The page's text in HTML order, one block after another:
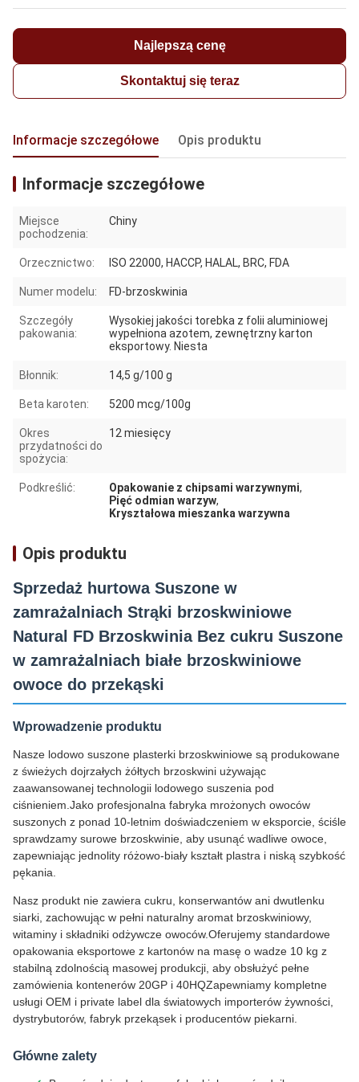
Najlepszą cenę
Skontaktuj się teraz
Informacje szczegółowe Opis produktu
Informacje szczegółowe
Miejsce
pochodzenia:
Chiny
Orzecznictwo: ISO 22000, HACCP, HALAL, BRC, FDA
Numer modelu: FD-brzoskwinia
Szczegóły
pakowania:
Wysokiej jakości torebka z folii aluminiowej
wypełniona azotem, zewnętrzny karton
eksportowy. Niesta
Błonnik: 14,5 g/100 g
Beta karoten: 5200 mcg/100g
Okres
przydatności do
spożycia:
12 miesięcy
Podkreślić: Opakowanie z chipsami warzywnymi,
Pięć odmian warzyw,
Kryształowa mieszanka warzywna
Opis produktu
Sprzedaż hurtowa Suszone w
zamrażalniach Strąki brzoskwiniowe
Natural FD Brzoskwinia Bez cukru Suszone
w zamrażalniach białe brzoskwiniowe
owoce do przekąski
Wprowadzenie produktu
Nasze lodowo suszone plasterki brzoskwiniowe są produkowane
z świeżych dojrzałych żółtych brzoskwini używając
zaawansowanej technologii lodowego suszenia pod
ciśnieniem.Jako profesjonalna fabryka mrożonych owoców
suszonych z ponad 10-letnim doświadczeniem w eksporcie, ściśle
sprawdzamy surowe brzoskwinie, aby usunąć wadliwe owoce,
zapewniając jednolity różowo-biały kształt plastra i niską szybkość
pękania.
Nasz produkt nie zawiera cukru, konserwantów ani dwutlenku
siarki, zachowując w pełni naturalny aromat brzoskwiniowy,
witaminy i składniki odżywcze owoców.Oferujemy standardowe
opakowania eksportowe z kartonów na masę o wadze 10 kg z
stabilną zdolnością masowej produkcji, aby obsłużyć pełne
zamówienia kontenerów 20GP i 40HQZapewniamy kompletne
usługi OEM i private label dla światowych importerów żywności,
dystrybutorów, fabryk przekąsek i producentów piekarni.
Główne zalety